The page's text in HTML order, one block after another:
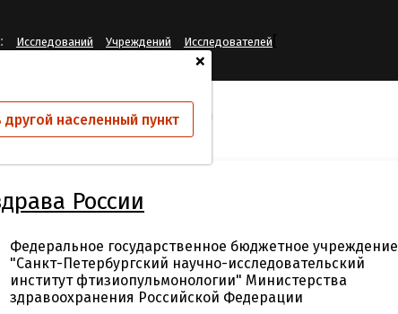
+
населенный пункт
Исследований Учреждений Исследователей
"СПб НИИФ" Минздрава России
России
Федеральное государственное бюджетное учреждение
"Санкт-Петербургский научно-исследовательский
институт фтизиопульмонологии" Министерства
здравоохранения Российской Федерации